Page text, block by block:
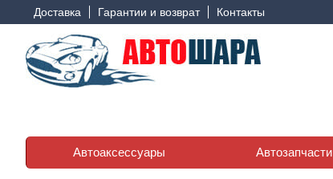
Доставка Гарантии и возврат Контакты
Автоаксессуары Автозапчасти